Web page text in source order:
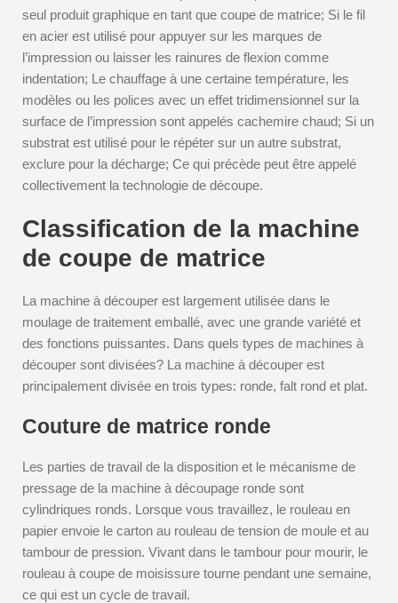
seul produit graphique en tant que coupe de matrice; Si le fil
en acier est utilisé pour appuyer sur les marques de
l’impression ou laisser les rainures de flexion comme
indentation; Le chauffage à une certaine température, les
modèles ou les polices avec un effet tridimensionnel sur la
surface de l’impression sont appelés cachemire chaud; Si un
substrat est utilisé pour le répéter sur un autre substrat,
exclure pour la décharge; Ce qui précède peut être appelé
collectivement la technologie de découpe.
Classification de la machine
de coupe de matrice
La machine à découper est largement utilisée dans le
moulage de traitement emballé, avec une grande variété et
des fonctions puissantes. Dans quels types de machines à
découper sont divisées? La machine à découper est
principalement divisée en trois types: ronde, falt rond et plat.
Couture de matrice ronde
Les parties de travail de la disposition et le mécanisme de
pressage de la machine à découpage ronde sont
cylindriques ronds. Lorsque vous travaillez, le rouleau en
papier envoie le carton au rouleau de tension de moule et au
tambour de pression. Vivant dans le tambour pour mourir, le
rouleau à coupe de moisissure tourne pendant une semaine,
ce qui est un cycle de travail.